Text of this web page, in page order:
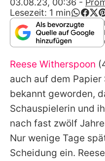
Utiq
Lesezeit: 1 min
Reese Witherspoon
auch auf dem
bekannt geworden,
Schauspielerin und
nach fast zwölf
Nur wenige Tage
Scheidung ein. Reese